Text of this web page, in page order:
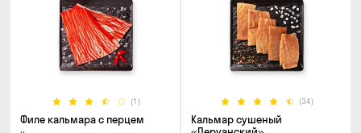
(1)
Филе кальмара с перцем
(34)
Кальмар сушеный